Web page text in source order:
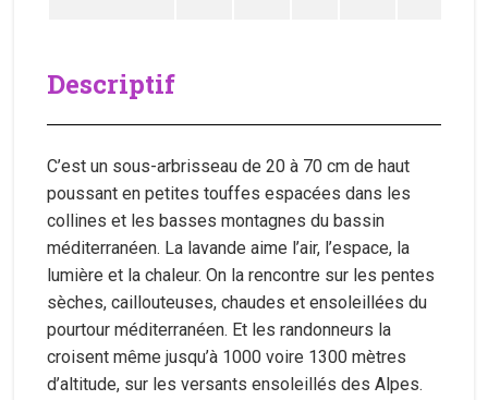
Descriptif
C’est un sous-arbrisseau de 20 à 70 cm de haut
poussant en petites touffes espacées dans les
collines et les basses montagnes du bassin
méditerranéen. La lavande aime l’air, l’espace, la
lumière et la chaleur. On la rencontre sur les pentes
sèches, caillouteuses, chaudes et ensoleillées du
pourtour méditerranéen. Et les randonneurs la
croisent même jusqu’à 1000 voire 1300 mètres
d’altitude, sur les versants ensoleillés des Alpes.